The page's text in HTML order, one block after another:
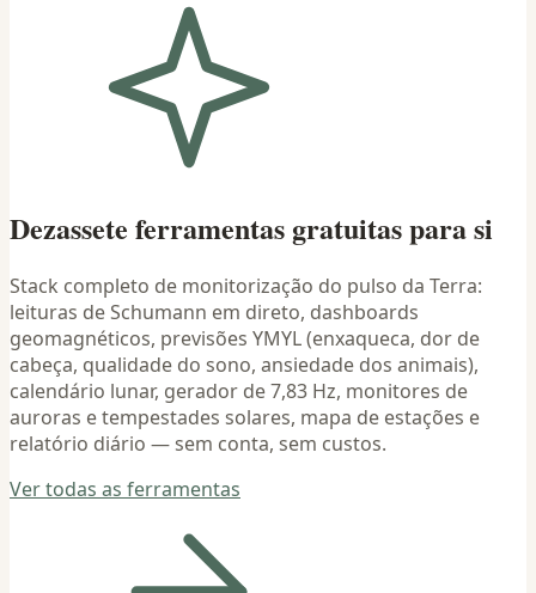
Dezassete ferramentas gratuitas para si
Stack completo de monitorização do pulso da Terra:
leituras de Schumann em direto, dashboards
geomagnéticos, previsões YMYL (enxaqueca, dor de
cabeça, qualidade do sono, ansiedade dos animais),
calendário lunar, gerador de 7,83 Hz, monitores de
auroras e tempestades solares, mapa de estações e
relatório diário — sem conta, sem custos.
Ver todas as ferramentas